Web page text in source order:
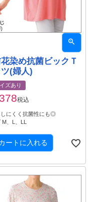
染め抗菌ビックＴ
(婦人)
ズあり
税込
にくく抗菌性にも◎
M、L、LL
ートに入れる